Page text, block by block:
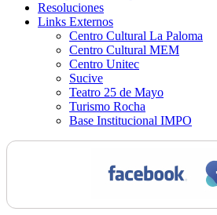
Resoluciones
Links Externos
Centro Cultural La Paloma
Centro Cultural MEM
Centro Unitec
Sucive
Teatro 25 de Mayo
Turismo Rocha
Base Institucional IMPO